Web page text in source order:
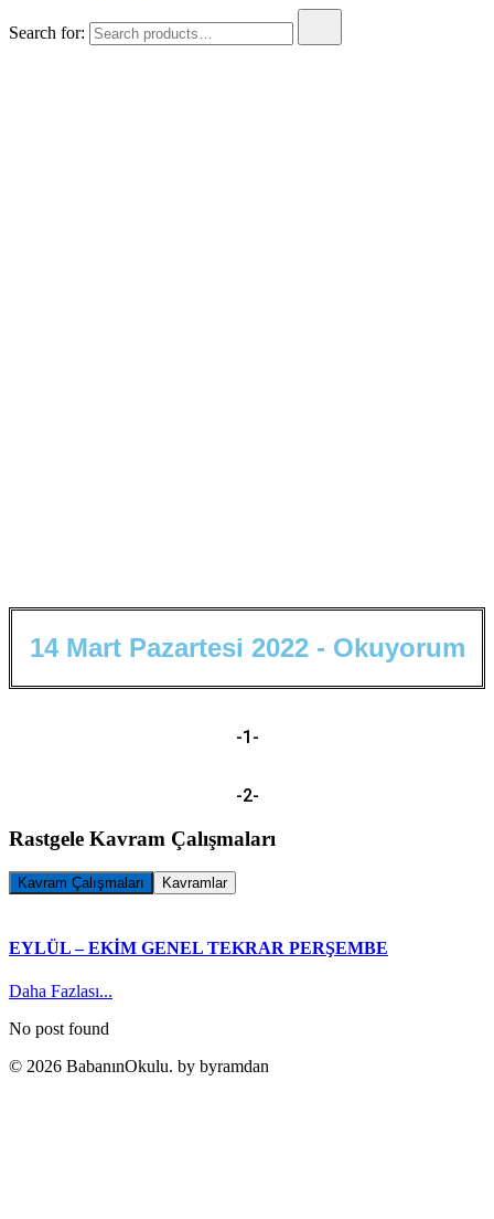
Search for:
14 Mart Pazartesi 2022 - Okuyorum
-1-
-2-
Rastgele Kavram Çalışmaları
Kavram Çalışmaları Kavramlar
EYLÜL – EKİM GENEL TEKRAR PERŞEMBE
Daha Fazlası...
No post found
© 2026 BabanınOkulu. by byramdan